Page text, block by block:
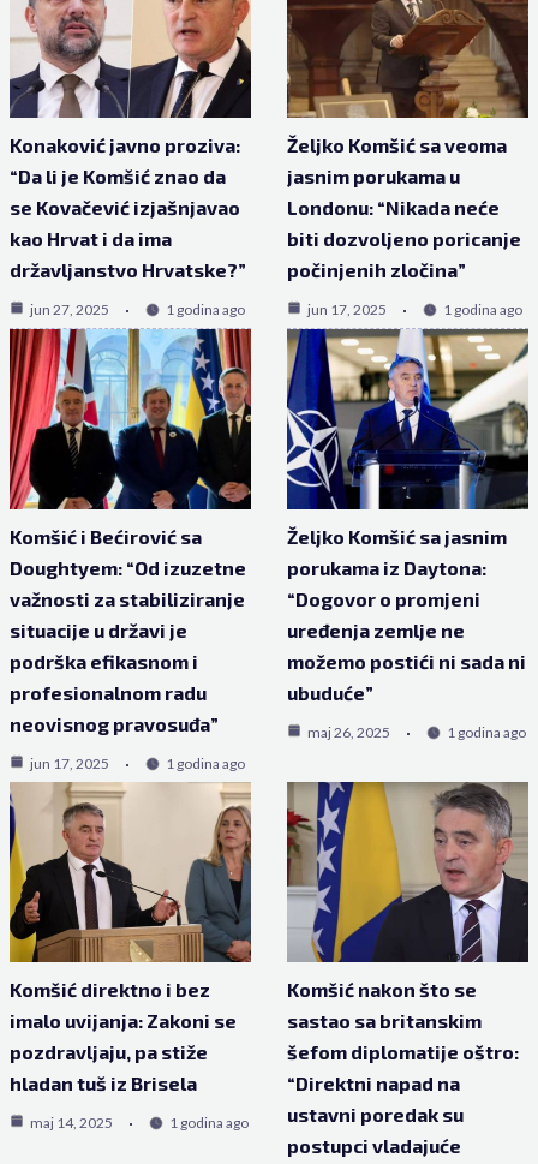
Konaković javno proziva:
“Da li je Komšić znao da
se Kovačević izjašnjavao
kao Hrvat i da ima
državljanstvo Hrvatske?”
jun 27, 2025 1 godina ago
Željko Komšić sa veoma
jasnim porukama u
Londonu: “Nikada neće
biti dozvoljeno poricanje
počinjenih zločina”
jun 17, 2025 1 godina ago
Komšić i Bećirović sa
Doughtyem: “Od izuzetne
važnosti za stabiliziranje
situacije u državi je
podrška efikasnom i
profesionalnom radu
neovisnog pravosuđa”
jun 17, 2025 1 godina ago
Željko Komšić sa jasnim
porukama iz Daytona:
“Dogovor o promjeni
uređenja zemlje ne
možemo postići ni sada ni
ubuduće”
maj 26, 2025 1 godina ago
Komšić direktno i bez
imalo uvijanja: Zakoni se
pozdravljaju, pa stiže
hladan tuš iz Brisela
maj 14, 2025 1 godina ago
Komšić nakon što se
sastao sa britanskim
šefom diplomatije oštro:
“Direktni napad na
ustavni poredak su
postupci vladajuće